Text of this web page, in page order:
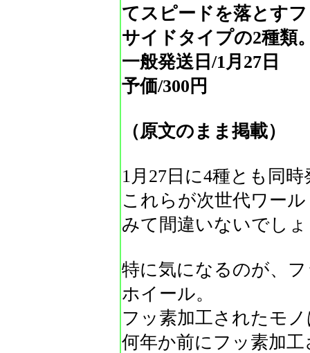
てスピードを落とす
サイドタイプの2種類
一般発送日/1月27日
予価/300円
（原文のまま掲載）
1月27日に4種とも同
これらが次世代ワー
みて間違いないでし
特に気になるのが、
ホイール。
フッ素加工されたモ
何年か前にフッ素加